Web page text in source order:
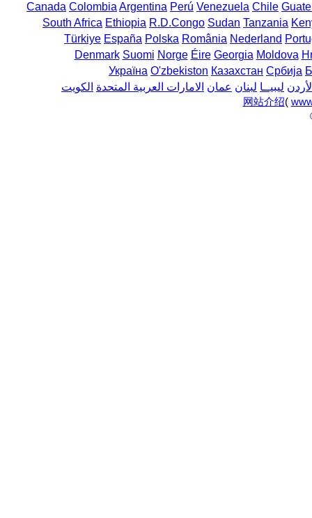
Canada Colombia Argentina Perú Venezuela Chile
South Africa Ethiopia R.D.Congo Sudan Tanzania
Türkiye España Polska România Nederland
Denmark Suomi Norge Éire Georgia Moldova
Україна O'zbekiston Казахстан Србија
ليبيــا لبنان عمان الامارات العربية المتحدة الكويت
网站介绍(